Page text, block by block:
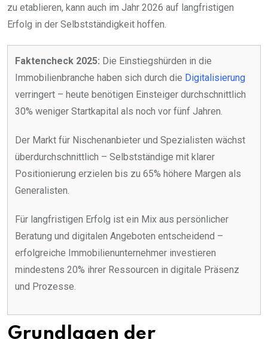
zu etablieren, kann auch im Jahr 2026 auf langfristigen
Erfolg in der Selbstständigkeit hoffen.
Faktencheck 2025: Die Einstiegshürden in die
Immobilienbranche haben sich durch die Digitalisierung
verringert – heute benötigen Einsteiger durchschnittlich
30% weniger Startkapital als noch vor fünf Jahren.
Der Markt für Nischenanbieter und Spezialisten wächst
überdurchschnittlich – Selbstständige mit klarer
Positionierung erzielen bis zu 65% höhere Margen als
Generalisten.
Für langfristigen Erfolg ist ein Mix aus persönlicher
Beratung und digitalen Angeboten entscheidend –
erfolgreiche Immobilienunternehmer investieren
mindestens 20% ihrer Ressourcen in digitale Präsenz
und Prozesse.
Grundlagen der